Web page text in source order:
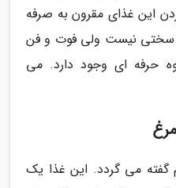
این غذای مقرون به صرفه
سختی نیست ولی فوت و فن
حرفه ای وجود دارد. می
می گردد. این غذا یک